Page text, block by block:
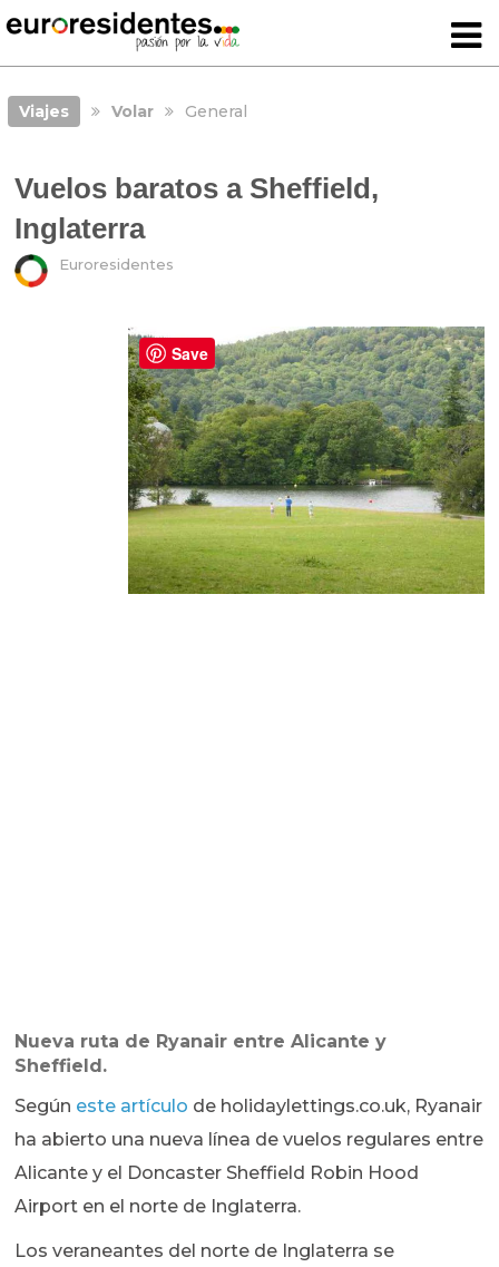
Viajes Volar General
Vuelos baratos a Sheffield,
Inglaterra
Euroresidentes
Nueva ruta de Ryanair entre Alicante y
Sheffield.
Según este artículo de holidaylettings.co.uk, Ryanair
ha abierto una nueva línea de vuelos regulares entre
Alicante y el Doncaster Sheffield Robin Hood
Airport en el norte de Inglaterra.
Los veraneantes del norte de Inglaterra se
Save